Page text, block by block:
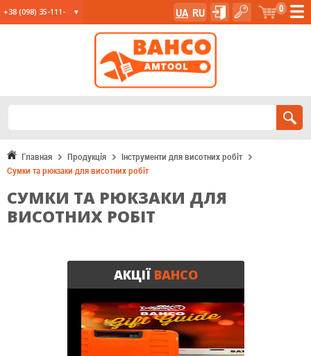
+38 (098) 35-111- 0
UA RU
Главная Продукція
Інструменти для висотних робіт
Сумки та рюкзаки для висотних робіт
СУМКИ ТА РЮКЗАКИ ДЛЯ
ВИСОТНИХ РОБІТ
АКЦІЇBAHCO